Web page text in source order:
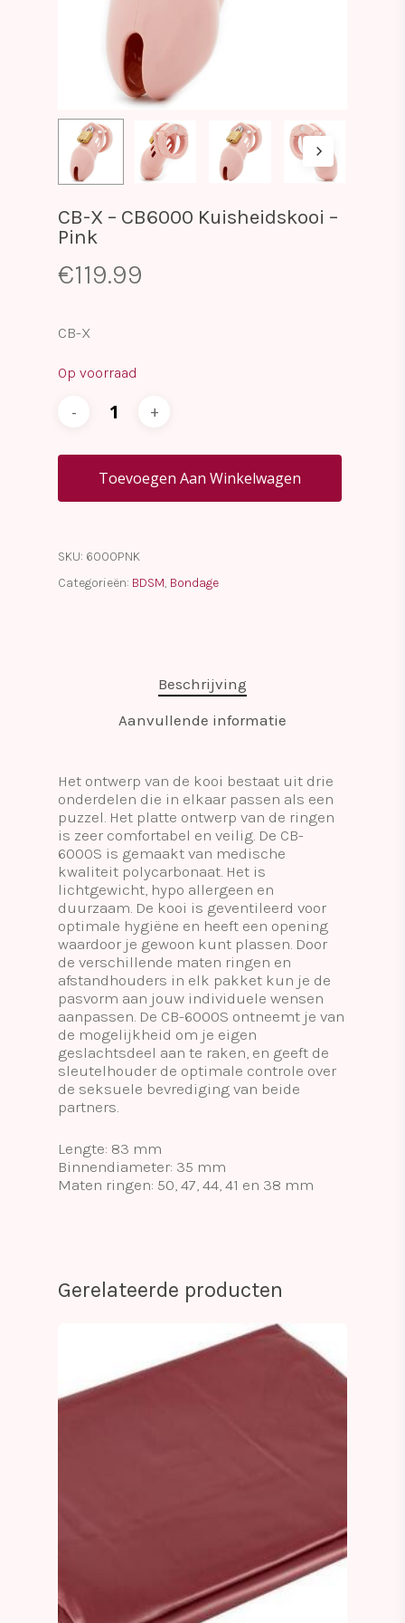
CB-X – CB6000 Kuisheidskooi –
Pink
€119.99
CB-X
Op voorraad
Toevoegen Aan Winkelwagen
SKU: 6000PNK
Categorieën: BDSM, Bondage
Beschrijving
Aanvullende informatie
Het ontwerp van de kooi bestaat uit drie
onderdelen die in elkaar passen als een
puzzel. Het platte ontwerp van de ringen
is zeer comfortabel en veilig. De CB-
6000S is gemaakt van medische
kwaliteit polycarbonaat. Het is
lichtgewicht, hypo allergeen en
duurzaam. De kooi is geventileerd voor
optimale hygiëne en heeft een opening
waardoor je gewoon kunt plassen. Door
de verschillende maten ringen en
afstandhouders in elk pakket kun je de
pasvorm aan jouw individuele wensen
aanpassen. De CB-6000S ontneemt je van
de mogelijkheid om je eigen
geslachtsdeel aan te raken, en geeft de
sleutelhouder de optimale controle over
de seksuele bevrediging van beide
partners.
Lengte: 83 mm
Binnendiameter: 35 mm
Maten ringen: 50, 47, 44, 41 en 38 mm
Gerelateerde producten